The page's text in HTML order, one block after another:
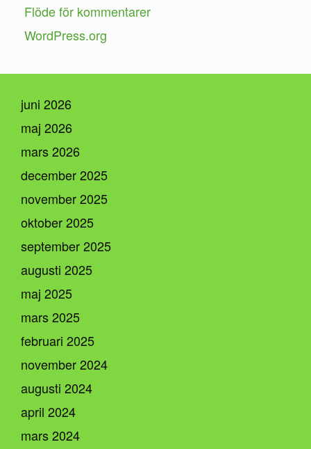
Flöde för kommentarer
WordPress.org
juni 2026
maj 2026
mars 2026
december 2025
november 2025
oktober 2025
september 2025
augusti 2025
maj 2025
mars 2025
februari 2025
november 2024
augusti 2024
april 2024
mars 2024